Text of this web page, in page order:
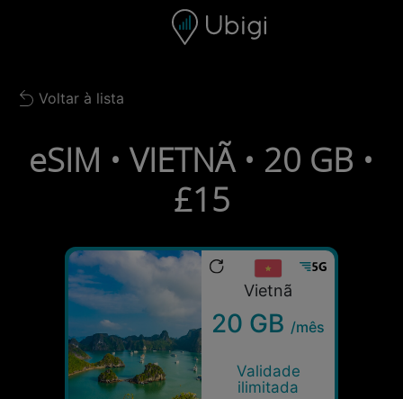
Barra de navegação
Back to list
Voltar à lista
eSIM • VIETNÃ • 20 GB •
£15
Vietnã
20 GB /mês
Validade
ilimitada